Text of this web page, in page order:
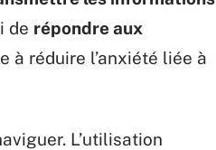
de répondre aux
à réduire l’anxiété liée à
L’utilisation